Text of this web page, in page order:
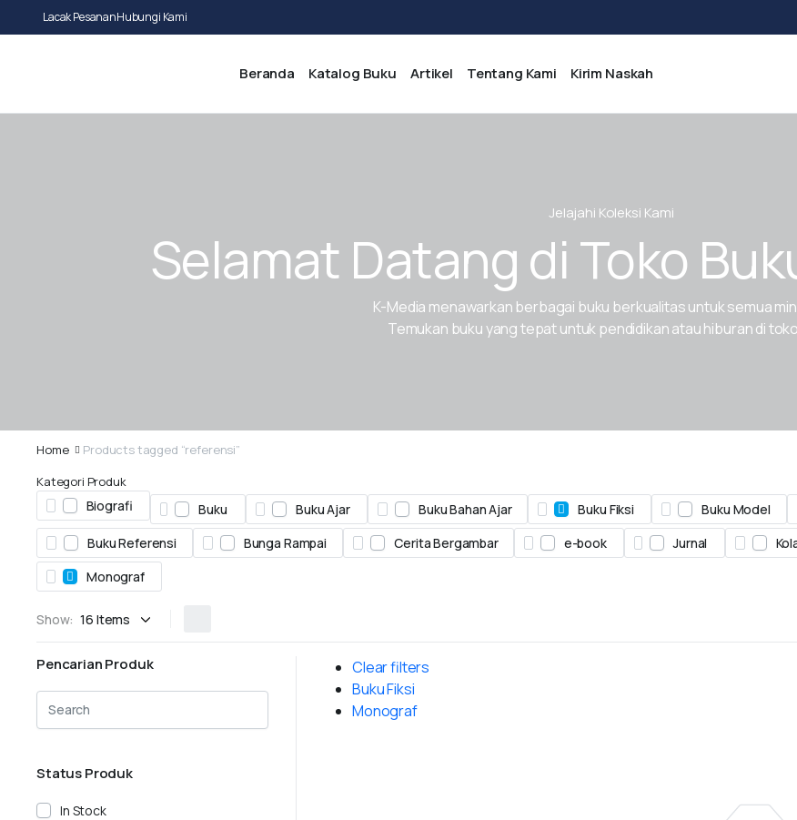
Lacak PesananHubungi Kami
Beranda Katalog Buku Artikel Tentang Kami Kirim Naskah
Jelajahi Koleksi Kami
Selamat Datang di Toko
K-Media menawarkan berbagai buku berkualitas untuk semua
Temukan buku yang tepat untuk pendidikan atau hiburan di
Home
Products tagged “referensi”
Kategori Produk
Biografi Buku Buku Ajar Buku Bahan Ajar Buku Fiksi Buku Model
Buku Referensi
Bunga Rampai Cerita Bergambar e-book Jurnal
Monograf
Show:
Clear filters
Buku Fiksi
Monograf
Pencarian Produk
Status Produk
In Stock